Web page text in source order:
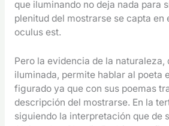
que iluminando no deja nada para
plenitud del mostrarse se capta en
oculus est.
Pero la evidencia de la naturaleza,
iluminada, permite hablar al poeta
figurado ya que con sus poemas
descripción del mostrarse. En la
siguiendo la interpretación que de